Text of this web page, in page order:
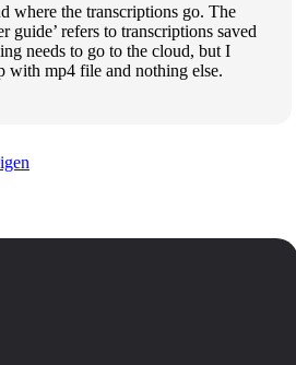
where the transcriptions go. The
guide’ refers to transcriptions saved
needs to go to the cloud, but I
with mp4 file and nothing else.